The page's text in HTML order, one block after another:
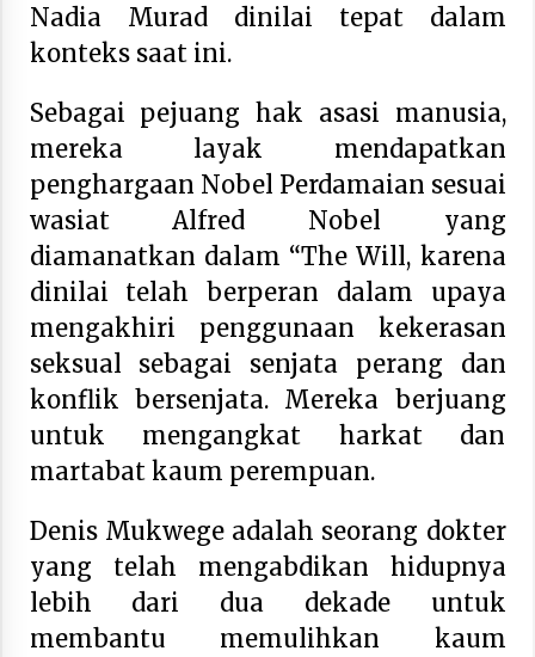
Nadia Murad dinilai tepat dalam
konteks saat ini.
Sebagai pejuang hak asasi manusia,
mereka layak mendapatkan
penghargaan Nobel Perdamaian sesuai
wasiat Alfred Nobel yang
diamanatkan dalam “The Will, karena
dinilai telah berperan dalam upaya
mengakhiri penggunaan kekerasan
seksual sebagai senjata perang dan
konflik bersenjata. Mereka berjuang
untuk mengangkat harkat dan
martabat kaum perempuan.
Denis Mukwege adalah seorang dokter
yang telah mengabdikan hidupnya
lebih dari dua dekade untuk
membantu memulihkan kaum